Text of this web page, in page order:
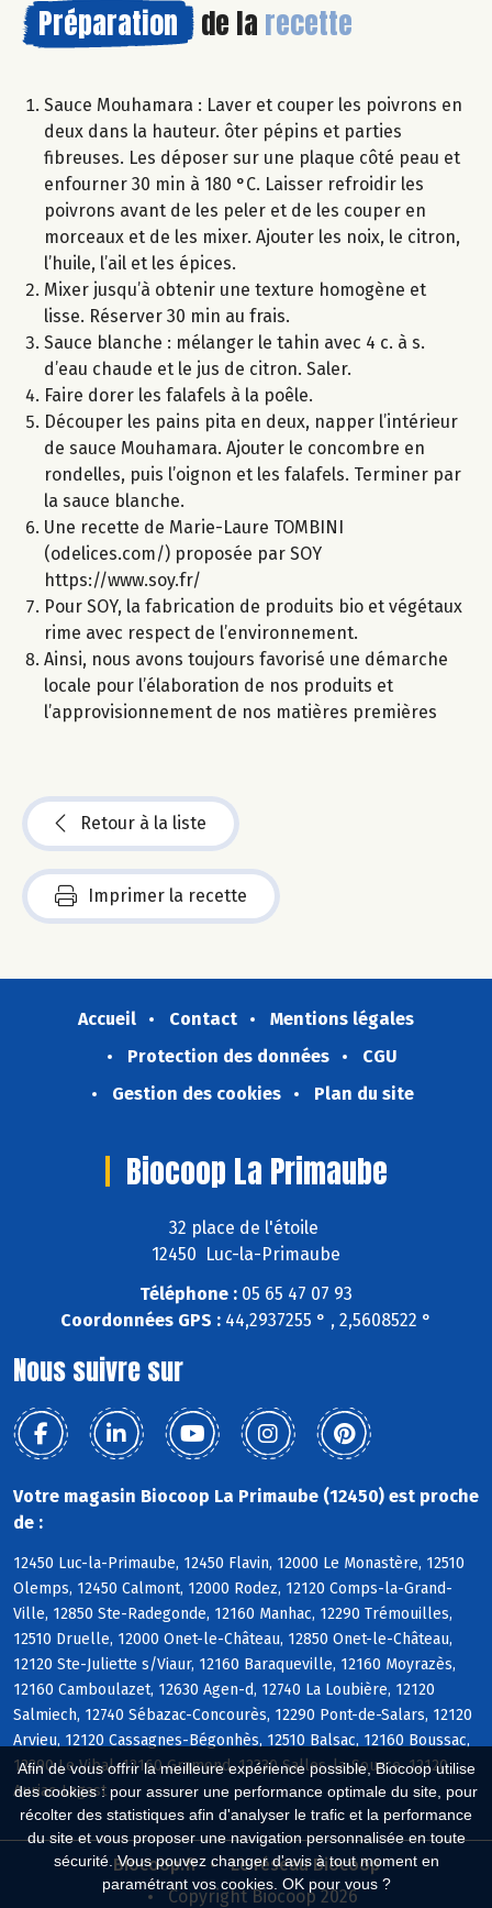
Afin de vous offrir la meilleure expérience possible, Biocoop utilise
des cookies : pour assurer une performance optimale du site, pour
récolter des statistiques afin d'analyser le trafic et la performance
du site et vous proposer une navigation personnalisée en toute
sécurité. Vous pouvez changer d'avis à tout moment en
paramétrant vos cookies. OK pour vous ?
Préparation de la recette
Sauce Mouhamara : Laver et couper les poivrons en
deux dans la hauteur. ôter pépins et parties
fibreuses. Les déposer sur une plaque côté peau et
enfourner 30 min à 180 °C. Laisser refroidir les
poivrons avant de les peler et de les couper en
morceaux et de les mixer. Ajouter les noix, le citron,
l’huile, l’ail et les épices.
Mixer jusqu’à obtenir une texture homogène et
lisse. Réserver 30 min au frais.
Sauce blanche : mélanger le tahin avec 4 c. à s.
d’eau chaude et le jus de citron. Saler.
Faire dorer les falafels à la poêle.
Découper les pains pita en deux, napper l’intérieur
de sauce Mouhamara. Ajouter le concombre en
rondelles, puis l’oignon et les falafels. Terminer par
la sauce blanche.
Une recette de Marie-Laure TOMBINI
(odelices.com/) proposée par SOY
https://www.soy.fr/
Pour SOY, la fabrication de produits bio et végétaux
rime avec respect de l’environnement.
Ainsi, nous avons toujours favorisé une démarche
locale pour l’élaboration de nos produits et
l’approvisionnement de nos matières premières
Retour à la liste
Imprimer la recette
Accueil Contact
Mentions légales
Protection des données
CGU
Gestion des cookies
Plan du site
Biocoop La Primaube
32 place de l'étoile
12450 Luc-la-Primaube
Téléphone : 05 65 47 07 93
Coordonnées GPS : 44,2937255 ° , 2,5608522 °
Nous suivre sur
Votre magasin Biocoop La Primaube (12450) est proche
de :
12450 Luc-la-Primaube, 12450 Flavin, 12000 Le Monastère, 12510
Olemps, 12450 Calmont, 12000 Rodez, 12120 Comps-la-Grand-
Ville, 12850 Ste-Radegonde, 12160 Manhac, 12290 Trémouilles,
12510 Druelle, 12000 Onet-le-Château, 12850 Onet-le-Château,
12120 Ste-Juliette s/Viaur, 12160 Baraqueville, 12160 Moyrazès,
12160 Camboulazet, 12630 Agen-d, 12740 La Loubière, 12120
Salmiech, 12740 Sébazac-Concourès, 12290 Pont-de-Salars, 12120
Arvieu, 12120 Cassagnes-Bégonhès, 12510 Balsac, 12160 Boussac,
12290 Le Vibal, 12160 Gramond, 12330 Salles-la-Source, 12120
Auriac-Lagast
Biocoop.fr
Le réseau Biocoop
Copyright Biocoop 2026